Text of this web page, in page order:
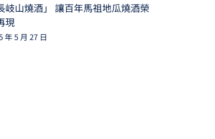
岐山燒酒」 讓百年馬祖地瓜燒酒榮
現
年 5 月 27 日